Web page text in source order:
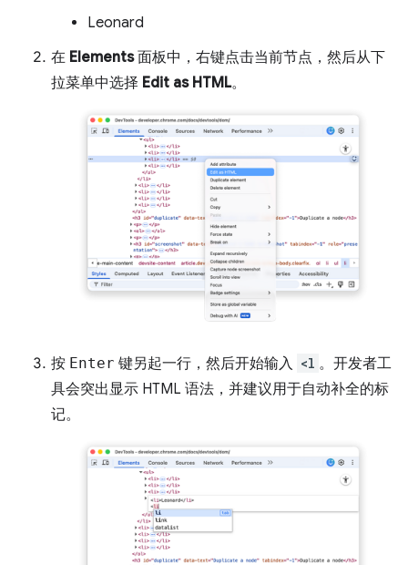
Leonard
在 Elements面板中，右键点击当前节点，然后从下
拉菜单中选择 Edit as HTML。
按 Enter 键另起一行，然后开始输入 <l 。开发者工
具会突出显示 HTML 语法，并建议用于自动补全的标
记。